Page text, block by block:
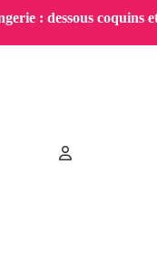
: dessous coquins